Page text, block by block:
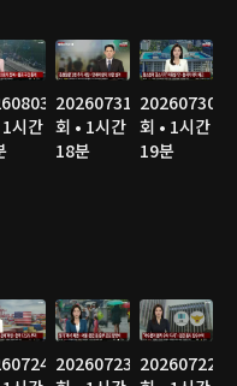
1시간
20260731
회 • 1시간
18분
20260730
회 • 1시간
19분
20260723 20260722